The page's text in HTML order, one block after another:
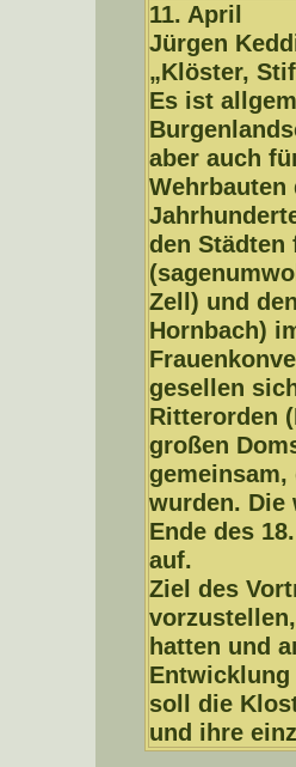
11. April
Jürgen
„Klöster,
Es ist
aber auch
den Städten
Zell) und
Hornbach)
gesellen
Ritterorden
großen
wurden. Die
Ende des
auf.
Ziel des
hatten und
Entwicklung
soll die
und ihre